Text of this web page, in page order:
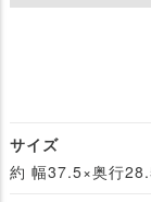
サイズ
約 幅37.5×奥行